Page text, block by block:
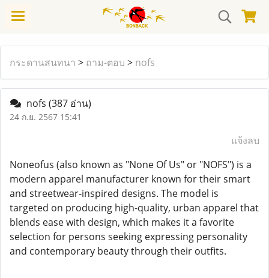
กระดานสนทนา > ถาม-ตอบ > nofs
nofs (387 อ่าน)
24 ก.ย. 2567 15:41
แจ้งลบ
Noneofus (also known as "None Of Us" or "NOFS") is a
modern apparel manufacturer known for their smart
and streetwear-inspired designs. The model is
targeted on producing high-quality, urban apparel that
blends ease with design, which makes it a favorite
selection for persons seeking expressing personality
and contemporary beauty through their outfits.